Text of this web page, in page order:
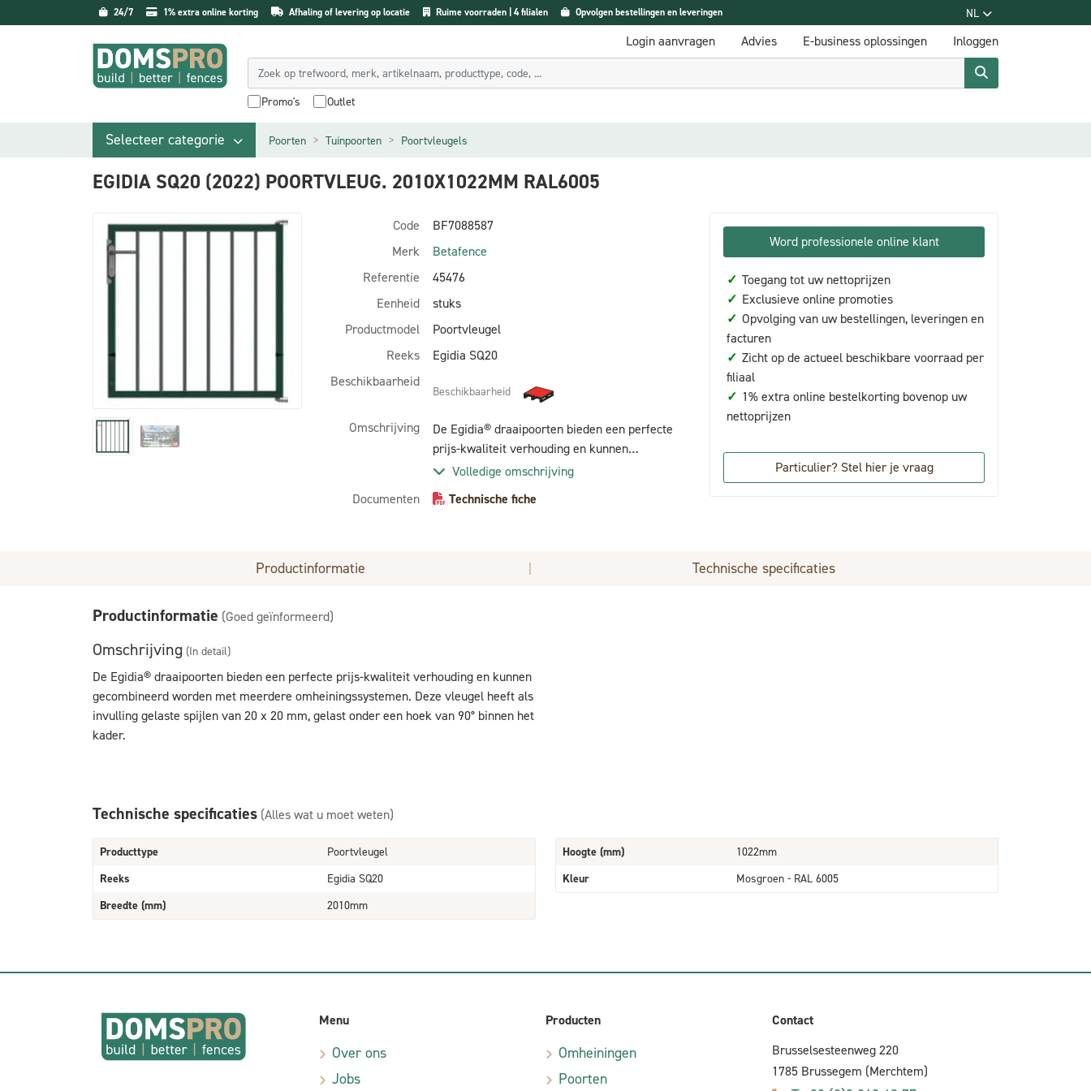
24/7 1% extra online korting Afhaling of levering op locatie Ruime voorraden | 4 filialen Opvolgen bestellingen en leveringen NL
Login aanvragen Advies E-business oplossingen Inloggen
Promo's Outlet
Selecteer categorie Poorten Tuinpoorten Poortvleugels
EGIDIA SQ20 (2022) POORTVLEUG. 2010X1022MM RAL6005
Code
BF7088587
Merk
Betafence
Referentie
45476
Eenheid
stuks
Productmodel
Poortvleugel
Reeks
Egidia SQ20
Beschikbaarheid
Beschikbaarheid
Omschrijving
De Egidia® draaipoorten bieden een perfecte
prijs-kwaliteit verhouding en kunnen
gecombineerd worden met meerdere
invulling gelaste spijlen van 20 x 20 mm,
Volledige omschrijving
Documenten
Technische fiche
Word professionele online klant
✓ Toegang tot uw nettoprijzen
✓ Exclusieve online promoties
✓ Opvolging van uw bestellingen, leveringen en
facturen
✓ Zicht op de actueel beschikbare voorraad per
filiaal
✓ 1% extra online bestelkorting bovenop uw
nettoprijzen
Particulier? Stel hier je vraag
Productinformatie | Technische specificaties
Productinformatie (Goed geïnformeerd)
Omschrijving (In detail)
De Egidia® draaipoorten bieden een perfecte prijs-kwaliteit verhouding en kunnen
gecombineerd worden met meerdere omheiningssystemen. Deze vleugel heeft als
invulling gelaste spijlen van 20 x 20 mm, gelast onder een hoek van 90° binnen het
kader.
Technische specificaties (Alles wat u moet weten)
Producttype
Poortvleugel
Reeks
Egidia SQ20
Breedte (mm)
2010mm
Hoogte (mm)
1022mm
Kleur
Mosgroen - RAL 6005
Menu
Over ons
Jobs
Producten
Omheiningen
Poorten
Contact
Brusselsesteenweg 220
1785 Brussegem (Merchtem)